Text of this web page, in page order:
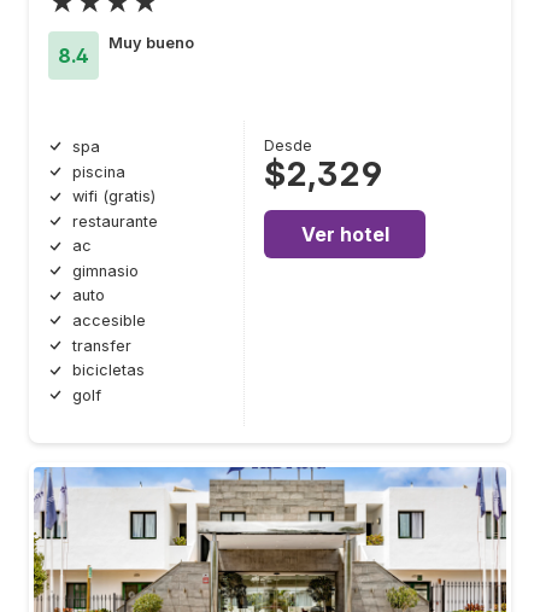
8.4
Muy bueno
spa
piscina
wifi (gratis)
restaurante
ac
gimnasio
auto
accesible
transfer
bicicletas
golf
Desde
$2,329
Ver hotel